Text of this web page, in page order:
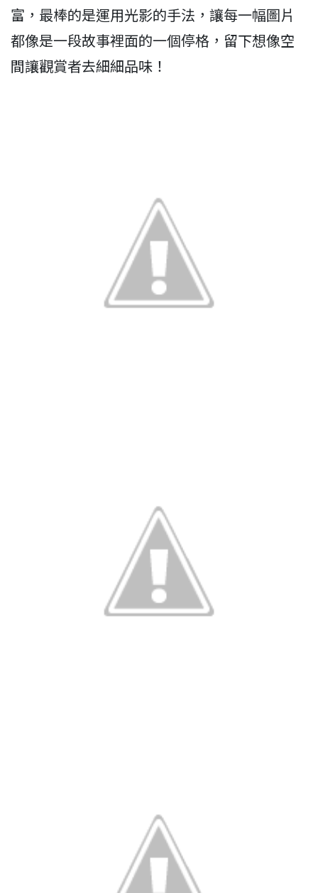
富，最棒的是運用光影的手法，讓每一幅圖片
都像是一段故事裡面的一個停格，留下想像空
間讓觀賞者去細細品味！